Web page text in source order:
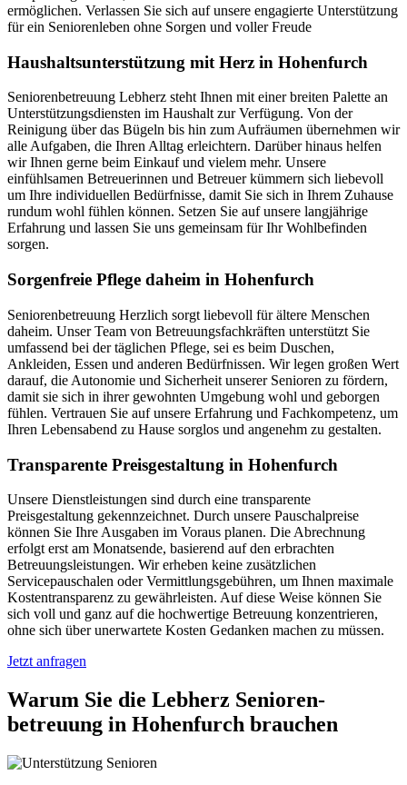
ermöglichen. Verlassen Sie sich auf unsere engagierte Unterstützung
für ein Seniorenleben ohne Sorgen und voller Freude
Haushalts­unterstützung mit Herz in Hohenfurch
Seniorenbetreuung Lebherz steht Ihnen mit einer breiten Palette an
Unterstützungsdiensten im Haushalt zur Verfügung. Von der
Reinigung über das Bügeln bis hin zum Aufräumen übernehmen wir
alle Aufgaben, die Ihren Alltag erleichtern. Darüber hinaus helfen
wir Ihnen gerne beim Einkauf und vielem mehr. Unsere
einfühlsamen Betreuerinnen und Betreuer kümmern sich liebevoll
um Ihre individuellen Bedürfnisse, damit Sie sich in Ihrem Zuhause
rundum wohl fühlen können. Setzen Sie auf unsere langjährige
Erfahrung und lassen Sie uns gemeinsam für Ihr Wohlbefinden
sorgen.
Sorgenfreie Pflege daheim in Hohenfurch
Seniorenbetreuung Herzlich sorgt liebevoll für ältere Menschen
daheim. Unser Team von Betreuungsfachkräften unterstützt Sie
umfassend bei der täglichen Pflege, sei es beim Duschen,
Ankleiden, Essen und anderen Bedürfnissen. Wir legen großen Wert
darauf, die Autonomie und Sicherheit unserer Senioren zu fördern,
damit sie sich in ihrer gewohnten Umgebung wohl und geborgen
fühlen. Vertrauen Sie auf unsere Erfahrung und Fachkompetenz, um
Ihren Lebensabend zu Hause sorglos und angenehm zu gestalten.
Transparente Preisgestaltung in Hohenfurch
Unsere Dienstleistungen sind durch eine transparente
Preisgestaltung gekennzeichnet. Durch unsere Pauschalpreise
können Sie Ihre Ausgaben im Voraus planen. Die Abrechnung
erfolgt erst am Monatsende, basierend auf den erbrachten
Betreuungsleistungen. Wir erheben keine zusätzlichen
Servicepauschalen oder Vermittlungsgebühren, um Ihnen maximale
Kostentransparenz zu gewährleisten. Auf diese Weise können Sie
sich voll und ganz auf die hochwertige Betreuung konzentrieren,
ohne sich über unerwartete Kosten Gedanken machen zu müssen.
Jetzt anfragen
Warum Sie die Lebherz Senioren­
betreuung in Hohenfurch brauchen